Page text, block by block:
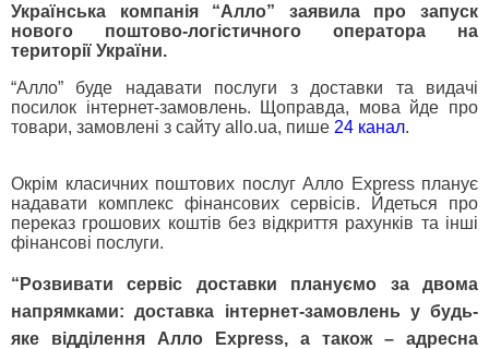
Українська компанія “Алло” заявила про запуск
нового поштово-логістичного оператора на
території України.
“Алло” буде надавати послуги з доставки та видачі
посилок інтернет-замовлень. Щоправда, мова йде про
товари, замовлені з сайту allo.ua, пише 24 канал.
Окрім класичних поштових послуг Алло Express планує
надавати комплекс фінансових сервісів. Йдеться про
переказ грошових коштів без відкриття рахунків та інші
фінансові послуги.
“Розвивати сервіс доставки плануємо за двома
напрямками: доставка інтернет-замовлень у будь-
яке відділення Алло Express, а також – адресна